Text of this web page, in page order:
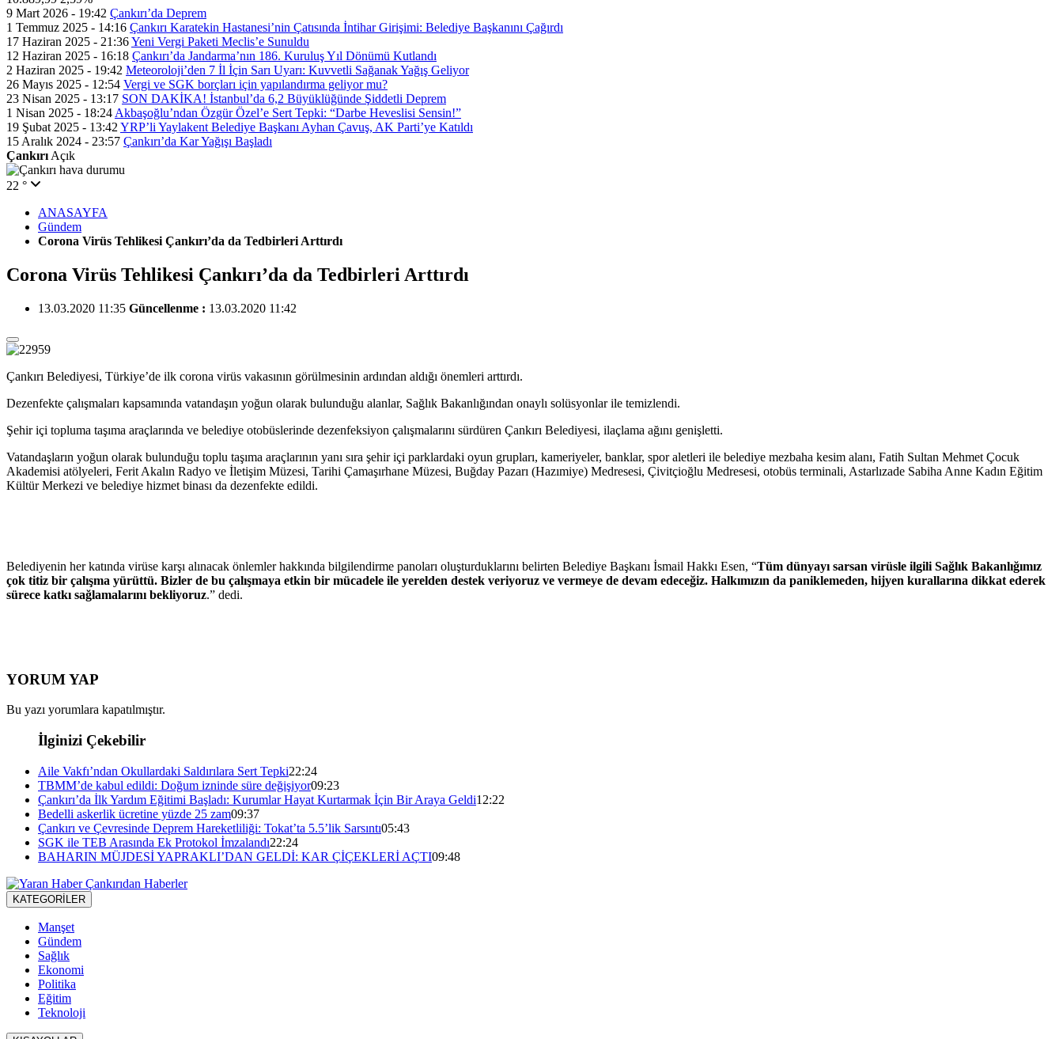
9 Mart 2026 - 19:42 Çankırı’da Deprem
1 Temmuz 2025 - 14:16 Çankırı Karatekin Hastanesi’nin Çatısında İntihar Girişimi: Belediye Başkanını Çağırdı
17 Haziran 2025 - 21:36Yeni Vergi Paketi Meclis’e Sunuldu
12 Haziran 2025 - 16:18 Çankırı’da Jandarma’nın 186. Kuruluş Yıl Dönümü Kutlandı
2 Haziran 2025 - 19:42 Meteoroloji’den 7 İl İçin Sarı Uyarı: Kuvvetli Sağanak Yağış Geliyor
26 Mayıs 2025 - 12:54 Vergi ve SGK borçları için yapılandırma geliyor mu?
23 Nisan 2025 - 13:17 SON DAKİKA! İstanbul’da 6,2 Büyüklüğünde Şiddetli Deprem
1 Nisan 2025 - 18:24 Akbaşoğlu’ndan Özgür Özel’e Sert Tepki: “Darbe Heveslisi Sensin!”
19 Şubat 2025 - 13:42 YRP’li Yaylakent Belediye Başkanı Ayhan Çavuş, AK Parti’ye Katıldı
15 Aralık 2024 - 23:57 Çankırı’da Kar Yağışı Başladı
Çankırı Açık
22 °
ANASAYFA
Gündem
Corona Virüs Tehlikesi Çankırı’da da Tedbirleri Arttırdı
Corona Virüs Tehlikesi Çankırı’da da Tedbirleri Arttırdı
13.03.2020 11:35 Güncellenme : 13.03.2020 11:42
Çankırı Belediyesi, Türkiye’de ilk corona virüs vakasının görülmesinin ardından aldığı önemleri arttırdı.
Dezenfekte çalışmaları kapsamında vatandaşın yoğun olarak bulunduğu alanlar, Sağlık Bakanlığından onaylı solüsyonlar ile temizlendi.
Şehir içi topluma taşıma araçlarında ve belediye otobüslerinde dezenfeksiyon çalışmalarını sürdüren Çankırı Belediyesi, ilaçlama ağını genişletti.
Vatandaşların yoğun olarak bulunduğu toplu taşıma araçlarının yanı sıra şehir içi parklardaki oyun grupları, kameriyeler, banklar, spor aletleri ile belediye mezbaha kesim alanı, Fatih Sultan Mehmet Çocuk
Akademisi atölyeleri, Ferit Akalın Radyo ve İletişim Müzesi, Tarihi Çamaşırhane Müzesi, Buğday Pazarı (Hazımiye) Medresesi, Çivitçioğlu Medresesi, otobüs terminali, Astarlızade Sabiha Anne Kadın Eğitim
Kültür Merkezi ve belediye hizmet binası da dezenfekte edildi.
Belediyenin her katında virüse karşı alınacak önlemler hakkında bilgilendirme panoları oluşturduklarını belirten Belediye Başkanı İsmail Hakkı Esen, “Tüm dünyayı sarsan virüsle ilgili Sağlık Bakanlığımız
çok titiz bir çalışma yürüttü. Bizler de bu çalışmaya etkin bir mücadele ile yerelden destek veriyoruz ve vermeye de devam edeceğiz. Halkımızın da paniklemeden, hijyen kurallarına dikkat ederek
sürece katkı sağlamalarını bekliyoruz.” dedi.
YORUM YAP
Bu yazı yorumlara kapatılmıştır.
İlginizi Çekebilir
Aile Vakfı’ndan Okullardaki Saldırılara Sert Tepki22:24
TBMM’de kabul edildi: Doğum izninde süre değişiyor09:23
Çankırı’da İlk Yardım Eğitimi Başladı: Kurumlar Hayat Kurtarmak İçin Bir Araya Geldi12:22
Bedelli askerlik ücretine yüzde 25 zam09:37
Çankırı ve Çevresinde Deprem Hareketliliği: Tokat’ta 5.5’lik Sarsıntı05:43
SGK ile TEB Arasında Ek Protokol İmzalandı22:24
BAHARIN MÜJDESİ YAPRAKLI’DAN GELDİ: KAR ÇİÇEKLERİ AÇTI09:48
KATEGORİLER
Manşet
Gündem
Sağlık
Ekonomi
Politika
Eğitim
Teknoloji